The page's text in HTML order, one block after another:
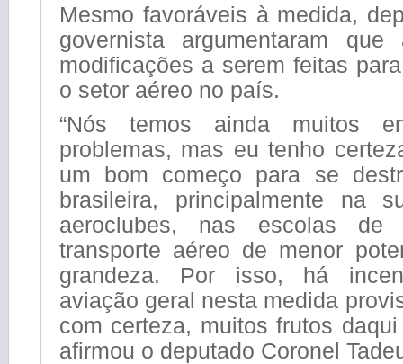
Mesmo favoráveis à medida,
governista argumentaram
modificações a serem feitas
o setor aéreo no país.
“Nós temos ainda muitos
problemas, mas eu tenho
um bom começo para se
brasileira, principalmente na
aeroclubes, nas escolas
transporte aéreo de menor
grandeza. Por isso, há
aviação geral nesta medida
com certeza, muitos frutos
afirmou o deputado Coronel